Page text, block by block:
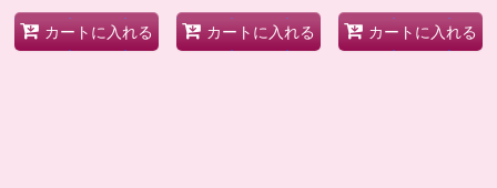
カートに入れる カートに入れる カートに入れる